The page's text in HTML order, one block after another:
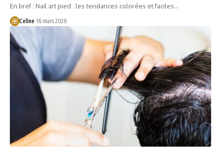
En bref : Nail art pied : les tendances colorées et faciles…
Celine 16 mars 2026